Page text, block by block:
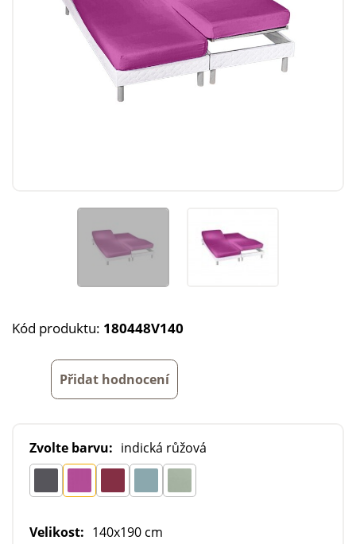
Kód produktu: 180448V140
Přidat hodnocení
Zvolte barvu: indická růžová
Velikost: 140x190 cm